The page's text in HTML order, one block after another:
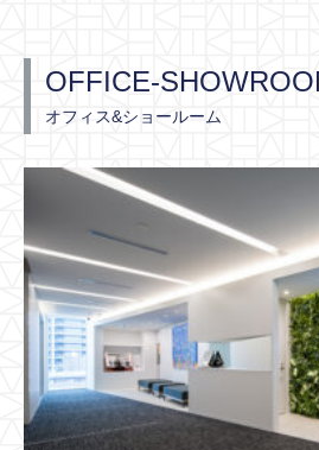
OFFICE-
オフィス&ショールーム